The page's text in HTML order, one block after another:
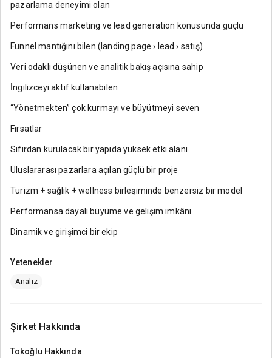
pazarlama deneyimi olan
Performans marketing ve lead generation konusunda güçlü
Funnel mantığını bilen (landing page › lead › satış)
Veri odaklı düşünen ve analitik bakış açısına sahip
İngilizceyi aktif kullanabilen
“Yönetmekten” çok kurmayı ve büyütmeyi seven
Fırsatlar
Sıfırdan kurulacak bir yapıda yüksek etki alanı
Uluslararası pazarlara açılan güçlü bir proje
Turizm + sağlık + wellness birleşiminde benzersiz bir model
Performansa dayalı büyüme ve gelişim imkânı
Dinamik ve girişimci bir ekip
Yetenekler
Analiz
Şirket Hakkında
Tokoğlu Hakkında